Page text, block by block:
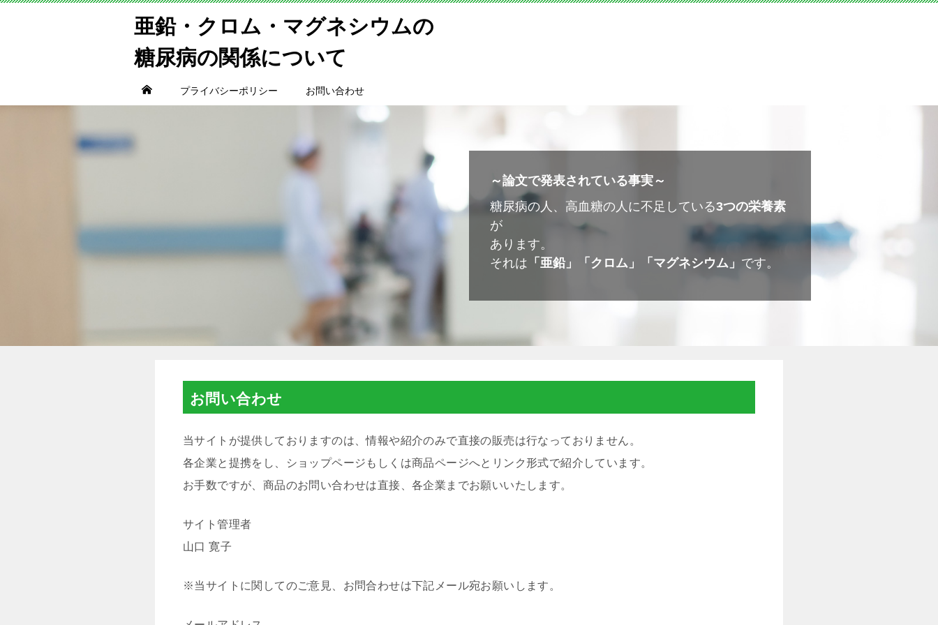
亜鉛・クロム・マグネシウムの
糖尿病の関係について
プライバシーポリシー お問い合わせ
～論文で発表されている事実～
糖尿病の人、高血糖の人に不足している3つの栄養素
が
あります。
それは 「亜鉛」「クロム」「マグネシウム」 です。
お問い合わせ
当サイトが提供しておりますのは、情報や紹介のみで直接の販売は行なっておりません。
各企業と提携をし、ショップページもしくは商品ページへとリンク形式で紹介しています。
お手数ですが、商品のお問い合わせは直接、各企業までお願いいたします。
サイト管理者
山口 寛子
※当サイトに関してのご意見、お問合わせは下記メール宛お願いします。